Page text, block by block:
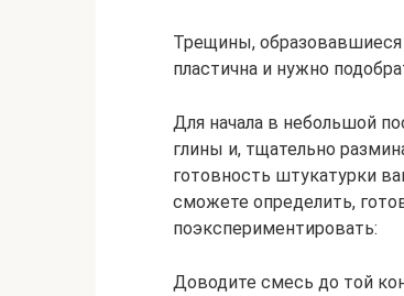
Трещины, образовавшиеся
пластична и нужно
Для начала в небольшой
глины и, тщательно
готовность штукатурки
сможете определить,
поэкспериментировать:
Доводите смесь до той